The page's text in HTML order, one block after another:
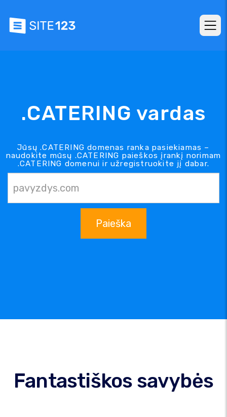
.CATERING vardas
Jūsų .CATERING domenas ranka pasiekiamas –
naudokite mūsų .CATERING paieškos įrankį norimam
.CATERING domenui ir užregistruokite jį dabar.
Paieška
Fantastiškos savybės